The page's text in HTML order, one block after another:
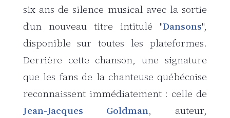
six ans de silence musical avec la sortie
d'un nouveau titre intitulé "Dansons",
disponible sur toutes les plateformes.
Derrière cette chanson, une signature
que les fans de la chanteuse québécoise
reconnaissent immédiatement : celle de
Jean-Jacques Goldman, auteur,